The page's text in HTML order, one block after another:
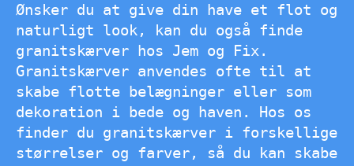
Ønsker du at give din have et flot og
naturligt look, kan du også finde
granitskærver hos Jem og Fix.
Granitskærver anvendes ofte til at
skabe flotte belægninger eller som
dekoration i bede og haven. Hos os
finder du granitskærver i forskellige
størrelser og farver, så du kan skabe